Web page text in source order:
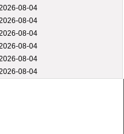
08-04
08-04
08-04
08-04
08-04
08-04